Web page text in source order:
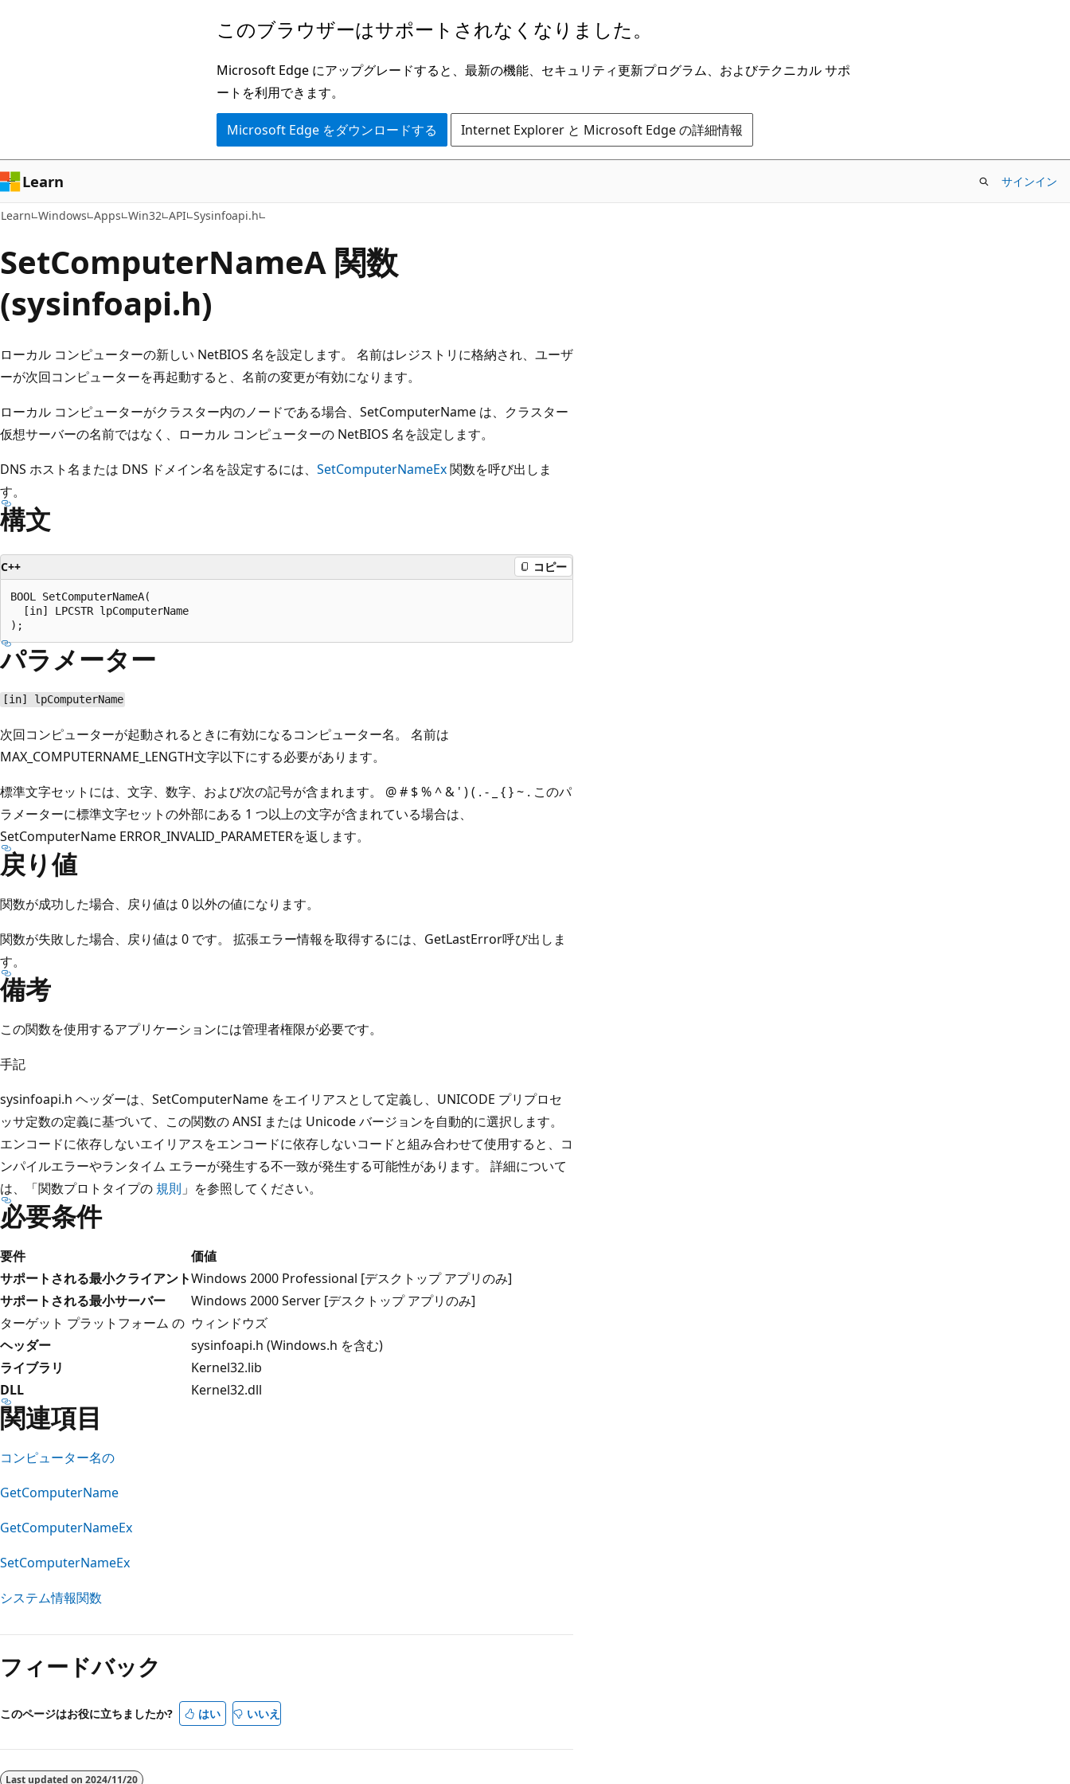
ン
ツ
に
ス
ッ
このブラウザーはサポートされなくなりました。
Microsoft Edge にアップグレードすると、最新の機能、セキュリティ更新プログラム、およびテクニカル サポ
ートを利用できます。
Microsoft Edge をダウンロードする Internet Explorer と Microsoft Edge の詳細情報
Learn サインイン
Learn Windows Apps Win32 API Sysinfoapi.h
SetComputerNameA 関数
(sysinfoapi.h)
ローカル コンピューターの新しい NetBIOS 名を設定します。 名前はレジストリに格納され、ユーザ
ーが次回コンピューターを再起動すると、名前の変更が有効になります。
ローカル コンピューターがクラスター内のノードである場合、SetComputerName は、クラスター
仮想サーバーの名前ではなく、ローカル コンピューターの NetBIOS 名を設定します。
DNS ホスト名または DNS ドメイン名を設定するには、 SetComputerNameEx関数を呼び出しま
す。
構文
C++ コピー
BOOL SetComputerNameA(
  [in] LPCSTR lpComputerName
パラメーター
[in] lpComputerName
次回コンピューターが起動されるときに有効になるコンピューター名。 名前は
MAX_COMPUTERNAME_LENGTH文字以下にする必要があります。
標準文字セットには、文字、数字、および次の記号が含まれます。 @ # $ % ^ & ' ) ( . - _ { } ~ . このパ
ラメーターに標準文字セットの外部にある 1 つ以上の文字が含まれている場合は、
SetComputerName ERROR_INVALID_PARAMETERを返します。
戻り値
関数が成功した場合、戻り値は 0 以外の値になります。
関数が失敗した場合、戻り値は 0 です。 拡張エラー情報を取得するには、GetLastError呼び出しま
す。
備考
この関数を使用するアプリケーションには管理者権限が必要です。
手記
sysinfoapi.h ヘッダーは、SetComputerName をエイリアスとして定義し、UNICODE プリプロセ
ッサ定数の定義に基づいて、この関数の ANSI または Unicode バージョンを自動的に選択します。
エンコードに依存しないエイリアスをエンコードに依存しないコードと組み合わせて使用すると、コ
ンパイルエラーやランタイム エラーが発生する不一致が発生する可能性があります。 詳細について
は、「関数プロトタイプの 規則 」を参照してください。
必要条件
要件
価値
サポートされる最小クライアントWindows 2000 Professional [デスクトップ アプリのみ]
サポートされる最小サーバー
Windows 2000 Server [デスクトップ アプリのみ]
ターゲット プラットフォーム の ウィンドウズ
ヘッダー
sysinfoapi.h (Windows.h を含む)
ライブラリ
Kernel32.lib
DLL
Kernel32.dll
関連項目
コンピューター名の
GetComputerName
GetComputerNameEx
SetComputerNameEx
システム情報関数
フィードバック
このページはお役に立ちましたか? はい いいえ
Last updated on 2024/11/20